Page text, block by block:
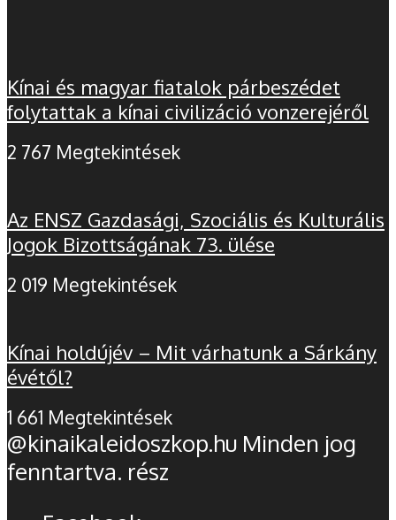
Kínai és magyar fiatalok párbeszédet
folytattak a kínai civilizáció vonzerejéről
2 767 Megtekintések
Az ENSZ Gazdasági, Szociális és Kulturális
Jogok Bizottságának 73. ülése
2 019 Megtekintések
Kínai holdújév – Mit várhatunk a Sárkány
évétől?
1 661 Megtekintések
@kinaikaleidoszkop.hu Minden jog
fenntartva. rész